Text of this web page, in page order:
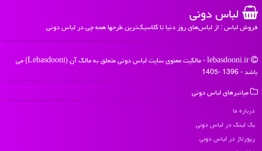
لباس دونی
فروش لباس : از لباس‌های روز دنیا تا کلاسیک‌ترین طرحها همه چی در لباس دونی
lebasdooni.ir - مالکیت معنوی سایت لباس دونی متعلق به مالک آن (Lebasdooni) می
باشد - 1396 -1405
میانبرهای لباس دونی
درباره ما
بک لینک در لباس دونی
رپورتاژ در لباس دونی